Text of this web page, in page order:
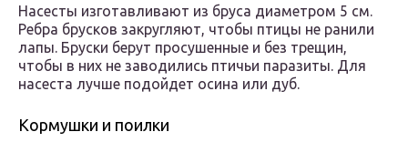
Насесты изготавливают из бруса диаметром 5 см.
Ребра брусков закругляют, чтобы птицы не ранили
лапы. Бруски берут просушенные и без трещин,
чтобы в них не заводились птичьи паразиты. Для
насеста лучше подойдет осина или дуб.
Кормушки и поилки